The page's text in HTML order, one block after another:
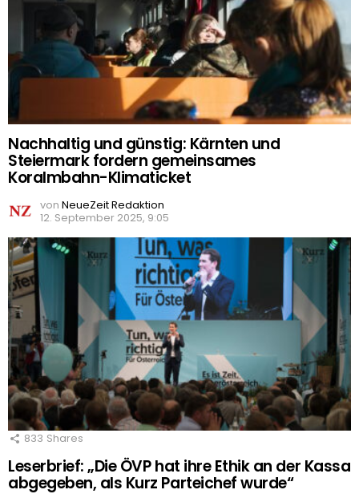
Nachhaltig und günstig: Kärnten und
Steiermark fordern gemeinsames
Koralmbahn-Klimaticket
von NeueZeit Redaktion
12. September 2025, 9:05
833 Shares
Leserbrief: „Die ÖVP hat ihre Ethik an der Kassa
abgegeben, als Kurz Parteichef wurde“